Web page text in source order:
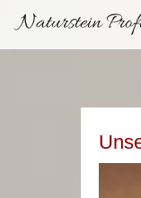
Naturstein